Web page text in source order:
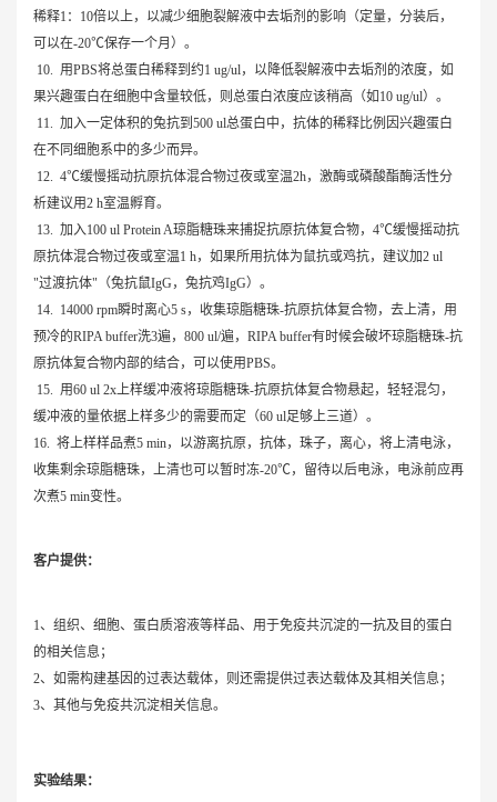
稀释1：10倍以上，以减少细胞裂解液中去垢剂的影响（定量，分装后，
可以在-20℃保存一个月）。
10. 用PBS将总蛋白稀释到约1 ug/ul，以降低裂解液中去垢剂的浓度，如
果兴趣蛋白在细胞中含量较低，则总蛋白浓度应该稍高（如10 ug/ul）。
11. 加入一定体积的兔抗到500 ul总蛋白中，抗体的稀释比例因兴趣蛋白
在不同细胞系中的多少而异。
12. 4℃缓慢摇动抗原抗体混合物过夜或室温2h，激酶或磷酸酯酶活性分
析建议用2 h室温孵育。
13. 加入100 ul Protein A琼脂糖珠来捕捉抗原抗体复合物，4℃缓慢摇动抗
原抗体混合物过夜或室温1 h，如果所用抗体为鼠抗或鸡抗，建议加2 ul
"过渡抗体"（兔抗鼠IgG，兔抗鸡IgG）。
14. 14000 rpm瞬时离心5 s，收集琼脂糖珠-抗原抗体复合物，去上清，用
预冷的RIPA buffer洗3遍，800 ul/遍，RIPA buffer有时候会破坏琼脂糖珠-抗
原抗体复合物内部的结合，可以使用PBS。
15. 用60 ul 2x上样缓冲液将琼脂糖珠-抗原抗体复合物悬起，轻轻混匀，
缓冲液的量依据上样多少的需要而定（60 ul足够上三道）。
16. 将上样样品煮5 min，以游离抗原，抗体，珠子，离心，将上清电泳，
收集剩余琼脂糖珠，上清也可以暂时冻-20℃，留待以后电泳，电泳前应再
次煮5 min变性。
客户提供：
1、组织、细胞、蛋白质溶液等样品、用于免疫共沉淀的一抗及目的蛋白
的相关信息；
2、如需构建基因的过表达载体，则还需提供过表达载体及其相关信息；
3、其他与免疫共沉淀相关信息。
实验结果：